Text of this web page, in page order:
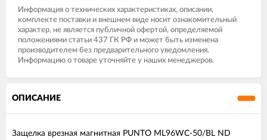
Информация о технических характеристиках, описании,
комплекте поставки и внешнем виде носит ознакомительный
характер, не является публичной офертой, определяемой
положениями статьи 437 ГК РФ и может быть изменена
производителем без предварительного уведомления.
Информацию о товаре уточняйте у наших менеджеров.
ОПИСАНИЕ
Защелка врезная магнитная PUNTO ML96WC-50/BL ND